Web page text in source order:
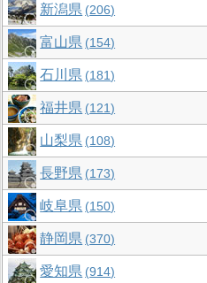
新潟県 206
富山県 154
石川県 181
福井県 121
山梨県 108
長野県 173
岐阜県 150
静岡県 370
愛知県 914